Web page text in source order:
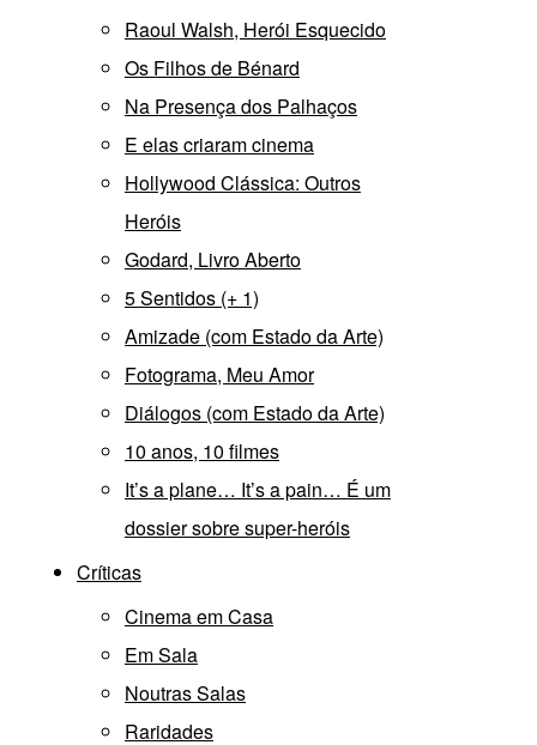
Raoul Walsh, Herói Esquecido
Os Filhos de Bénard
Na Presença dos Palhaços
E elas criaram cinema
Hollywood Clássica: Outros
Heróis
Godard, Livro Aberto
5 Sentidos (+ 1)
Amizade (com Estado da Arte)
Fotograma, Meu Amor
Diálogos (com Estado da Arte)
10 anos, 10 filmes
It’s a plane… It’s a pain… É um
dossier sobre super-heróis
Críticas
Cinema em Casa
Em Sala
Noutras Salas
Raridades